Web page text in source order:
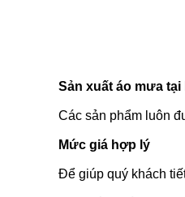
Sản xuất áo mưa
Các sản phẩm luôn
Mức giá hợp lý
Để giúp quý khách